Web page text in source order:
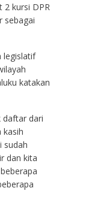
2 kursi DPR
sebagai
legislatif
katakan
daftar dari
kasih
sudah
dan kita